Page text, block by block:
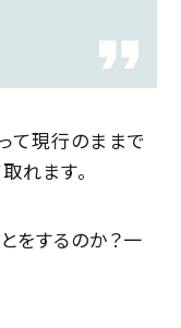
て現行のままで
れます。
をするのか？一